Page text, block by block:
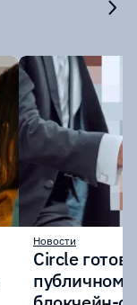
Новости
Circle
публичному